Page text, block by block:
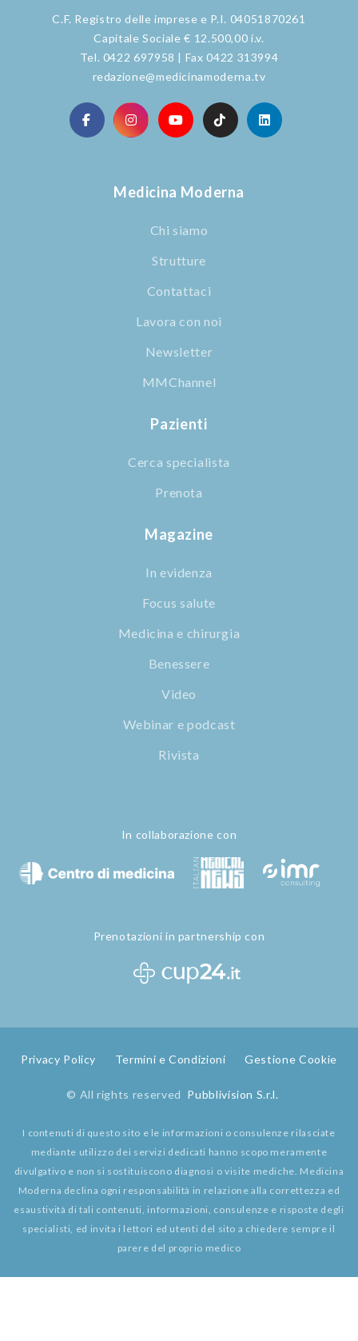
C.F. Registro delle imprese e P.I. 04051870261
Capitale Sociale € 12.500,00 i.v.
Tel. 0422 697958 | Fax 0422 313994
redazione@medicinamoderna.tv
Medicina Moderna
Chi siamo
Strutture
Contattaci
Lavora con noi
Newsletter
MMChannel
Pazienti
Cerca specialista
Prenota
Magazine
In evidenza
Focus salute
Medicina e chirurgia
Benessere
Video
Webinar e podcast
Rivista
In collaborazione con
Prenotazioni in partnership con
Privacy Policy Termini e Condizioni Gestione Cookie
© All rights reserved Pubblivision S.r.l.
I contenuti di questo sito e le informazioni o consulenze rilasciate
mediante utilizzo dei servizi dedicati hanno scopo meramente
divulgativo e non si sostituiscono diagnosi o visite mediche. Medicina
Moderna declina ogni responsabilità in relazione alla correttezza ed
esaustività di tali contenuti, informazioni, consulenze e risposte degli
specialisti, ed invita i lettori ed utenti del sito a chiedere sempre il
parere del proprio medico